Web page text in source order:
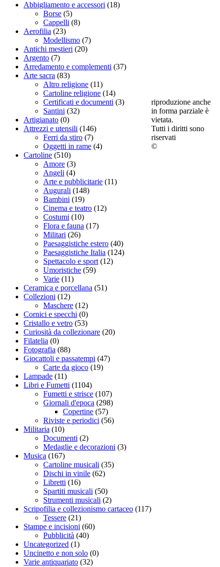
Abbigliamento e accessori (18)
Borse (5)
Cappelli (8)
Aerofilia (23)
Modellismo (7)
Antichi mestieri (20)
Argento (7)
Arredamento e complementi (37)
Arte sacra (83)
Altro religione (11)
Cartoline religione (14)
Certificati e documenti (3)
Santini (32)
Artigianato (0)
Attrezzi e utensili (146)
Ferri da stiro (7)
Oggetti in rame (4)
Cartoline (510)
Amore (3)
Angeli (4)
Arte e pubblicitarie (11)
Augurali (148)
Bambini (19)
Cinema e teatro (12)
Costumi (10)
Flora e fauna (17)
Militari (26)
Paesaggistiche estero (40)
Paesaggistiche Italia (124)
Spettacolo e sport (12)
Umoristiche (59)
Varie (11)
Ceramica e porcellana (51)
Collezioni (12)
Maschere (12)
Cornici e specchi (0)
Cristallo e vetro (53)
Curiosità da collezionare (20)
Filatelia (0)
Fotografia (88)
Giocattoli e passatempi (47)
Carte da gioco (19)
Lampade (11)
Libri e Fumetti (1104)
Fumetti e strisce (107)
Giornali d'epoca (298)
Copertine (57)
Riviste e periodici (56)
Militaria (10)
Documenti (2)
Medaglie e decorazioni (3)
Musica (167)
Cartoline musicali (35)
Dischi in vinile (62)
Libretti (16)
Spartiti musicali (50)
Strumenti musicali (2)
Scripofilia e collezionismo cartaceo (117)
Tessere (21)
Stampe e incisioni (60)
Pubblicità (40)
Uncategorized (1)
Uncinetto e non solo (0)
Varie antiquariato (32)
riproduzione anche
in forma parziale è
vietata.
Tutti i diritti sono
riservati
©